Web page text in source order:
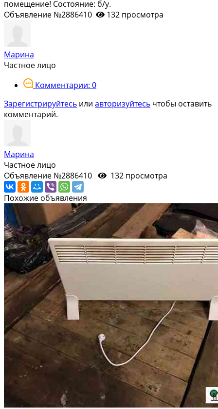
помещение! Состояние: б/у.
Объявление №2886410
132 просмотра
Марина
Частное лицо
Комментарии: 0
Зарегистрируйтесь или авторизуйтесь чтобы оставить
комментарий.
Марина
Частное лицо
Объявление №2886410
132 просмотра
Похожие объявления